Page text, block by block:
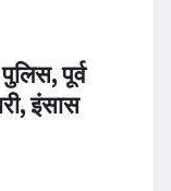
पूर्व
इंसास